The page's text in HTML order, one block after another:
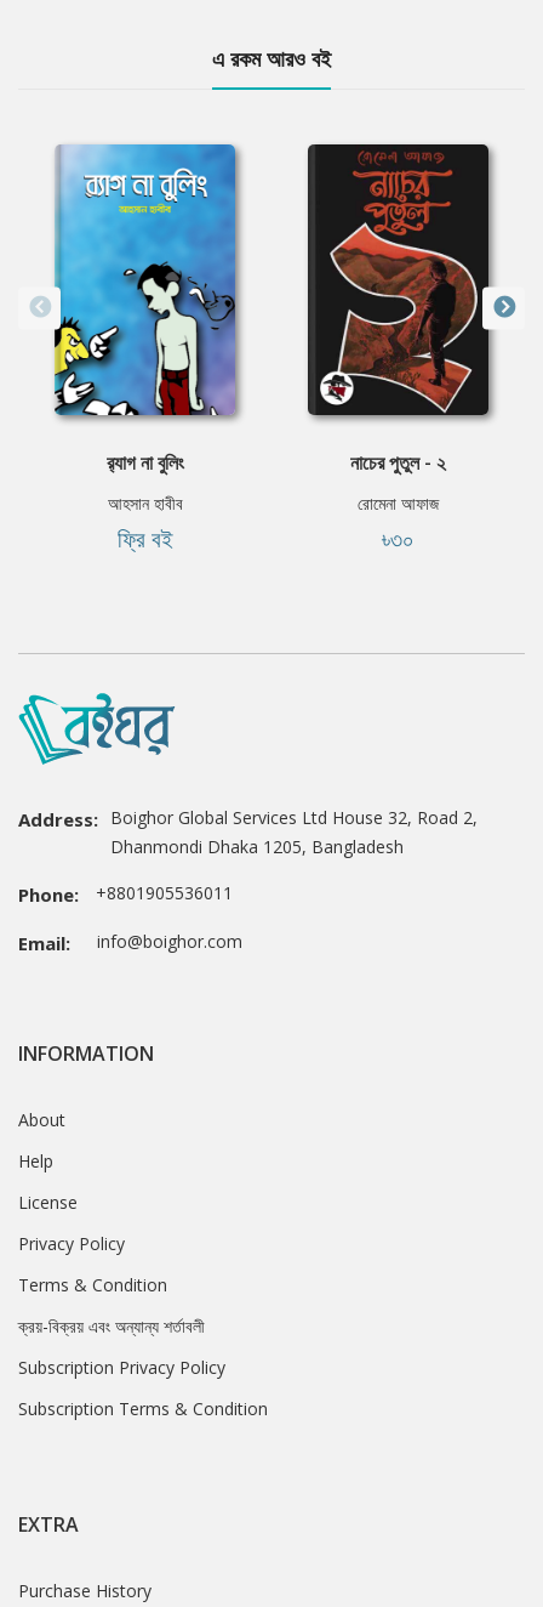
এ রকম আরও বই
র‍্যাগ না বুলিং
আহসান হাবীব
ফ্রি বই
নাচের পুতুল - ২
রোমেনা আফাজ
৳৩০
Address: Boighor Global Services Ltd House 32, Road 2,
Dhanmondi Dhaka 1205, Bangladesh
Phone: +8801905536011
Email: info@boighor.com
INFORMATION
About
Help
License
Privacy Policy
Terms & Condition
ক্রয়-বিক্রয় এবং অন্যান্য শর্তাবলী
Subscription Privacy Policy
Subscription Terms & Condition
EXTRA
Purchase History